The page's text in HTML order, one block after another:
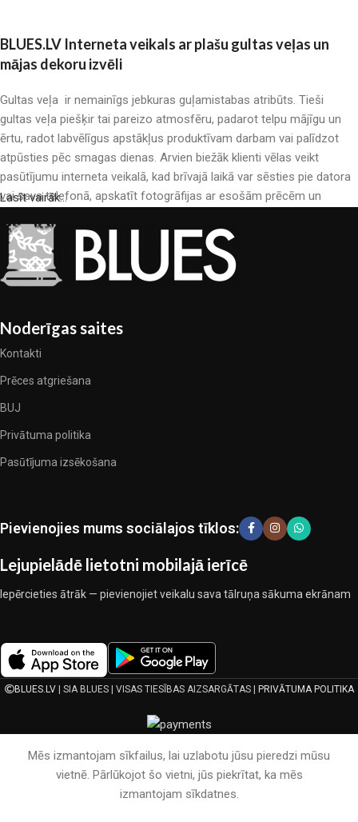
BLUES.LV Interneta veikals ar plašu gultas veļas un
mājas dekoru izvēli
Gultas veļa ir nemainīgs jebkuras guļamistabas atribūts. Tieši
gultas veļa piešķir tai pareizo atmosfēru, padarot telpu mājīgu un
ērtu, radot labvēlīgus apstākļus produktīvam darbam vai palīdzot
atpūsties pēc smagas dienas. Arvien biežāk klienti vēlas veikt
pasūtījumu interneta veikalā, kad brīvajā laikā var sēsties pie datora
vai sava telefonā, apskatīt fotogrāfijas ar esošām prēcēm un
veļas katalogs: pieejamas gan kokvilnas, gan kokvilna satīna gultas
veļas.
Gultas veļas ražošana ir moderns mākslas veids
Gultas veļas ražotāji, kā arī citu tekstila preču ražotāji ir pilni ar
standarta sērijveida produktiem, gan unikāliem darinājumiem –
dizainieriskām prēcem, kuras novērtēs īsti skaistuma pazinēji. Mēs
esam izvēlējušies jums labākos modeļus no mūsdienu gultas veļas
praktiskumu katrā izstrādājuma vienībā. Mūsu sortimentā ir
pārbaudītu uzņēmumu produkti. Kuri daudzu gadu nepārtrauktā
ekspluatācijas īpašības, pievilcīgu izstrādājumu izskatu, ilgu
lietošanas laiku un kalpošanas laiku.
Lasīt vairāk...
Noderīgas saites
Kontakti
Prēces atgriešana
BUJ
Privātuma politika
Pasūtījuma izsēkošana
Pievienojies mums sociālajos tīklos:
Lejupielādē lietotni mobilajā ierīcē
Iepērcieties ātrāk — pievienojiet veikalu sava tālruņa sākuma ekrānam
BLUES.LV| SIA BLUES | VISAS TIESĪBAS AIZSARGĀTAS | PRIVĀTUMA POLITIKA
Mēs izmantojam sīkfailus, lai uzlabotu jūsu pieredzi mūsu
vietnē. Pārlūkojot šo vietni, jūs piekrītat, ka mēs
izmantojam sīkdatnes.